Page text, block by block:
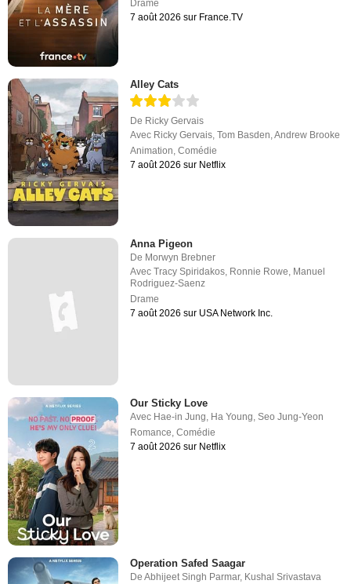
Drame
7 août 2026 sur France.TV
Alley Cats
De Ricky Gervais
Avec Ricky Gervais,Tom Basden,Andrew Brooke
Animation,Comédie
7 août 2026 sur Netflix
Anna Pigeon
De Morwyn Brebner
AvecTracy Spiridakos, Ronnie Rowe, Manuel
Rodriguez-Saenz
Drame
7 août 2026 sur USA Network Inc.
Our Sticky Love
Avec Hae-in Jung, Ha Young,Seo Jung-Yeon
Romance,Comédie
7 août 2026 sur Netflix
Operation Safed Saagar
DeAbhijeet Singh Parmar, Kushal Srivastava